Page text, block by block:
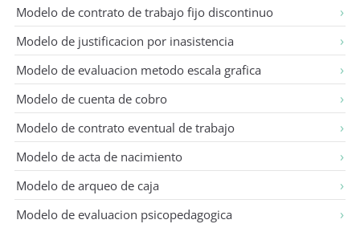
Modelo de contrato de trabajo fijo discontinuo
Modelo de justificacion por inasistencia
Modelo de evaluacion metodo escala grafica
Modelo de cuenta de cobro
Modelo de contrato eventual de trabajo
Modelo de acta de nacimiento
Modelo de arqueo de caja
Modelo de evaluacion psicopedagogica